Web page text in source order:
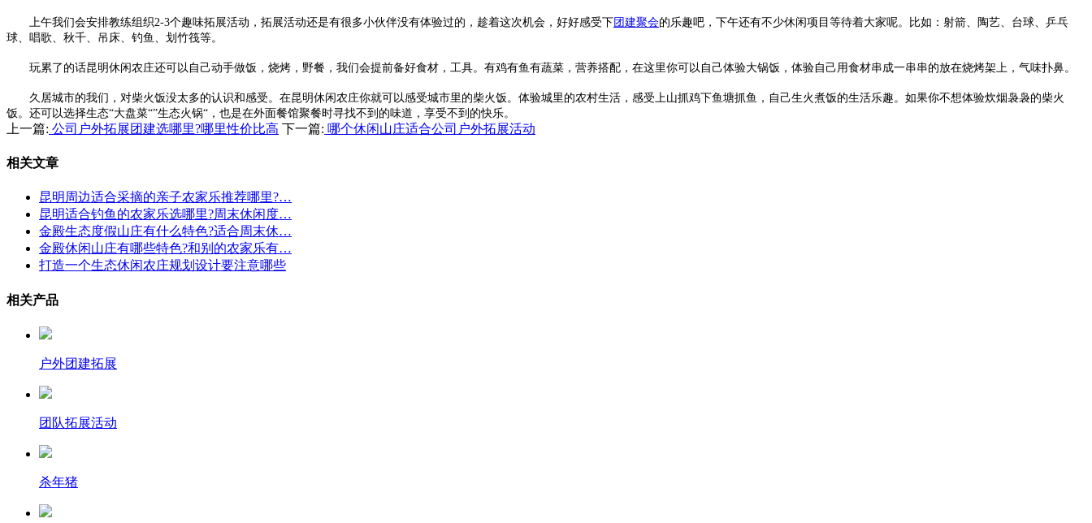
上午我们会安排教练组织2-3个趣味拓展活动，拓展活动还是有很多小伙伴没有体验过的，趁着这次机会，好好感受下团建聚会的乐趣吧，下午还有不少休闲项目等待着大家呢。比如：射箭、陶艺、台球、乒乓
球、唱歌、秋千、吊床、钓鱼、划竹筏等。
玩累了的话昆明休闲农庄还可以自己动手做饭，烧烤，野餐，我们会提前备好食材，工具。有鸡有鱼有蔬菜，营养搭配，在这里你可以自己体验大锅饭，体验自己用食材串成一串串的放在烧烤架上，气味扑鼻。
久居城市的我们，对柴火饭没太多的认识和感受。在昆明休闲农庄你就可以感受城市里的柴火饭。体验城里的农村生活，感受上山抓鸡下鱼塘抓鱼，自己生火煮饭的生活乐趣。如果你不想体验炊烟袅袅的柴火
饭。还可以选择生态“大盘菜“”生态火锅“，也是在外面餐馆聚餐时寻找不到的味道，享受不到的快乐。
上一篇: 公司户外拓展团建选哪里?哪里性价比高 下一篇: 哪个休闲山庄适合公司户外拓展活动
相关文章
昆明周边适合采摘的亲子农家乐推荐哪里?…
昆明适合钓鱼的农家乐选哪里?周末休闲度…
金殿生态度假山庄有什么特色?适合周末休…
金殿休闲山庄有哪些特色?和别的农家乐有…
打造一个生态休闲农庄规划设计要注意哪些
相关产品
户外团建拓展
团队拓展活动
杀年猪